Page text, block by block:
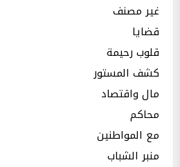
غير مصنف
قضايا
قلوب رحيمة
كشف المستور
مال واقتصاد
محاكم
مع المواطنين
منبر الشباب